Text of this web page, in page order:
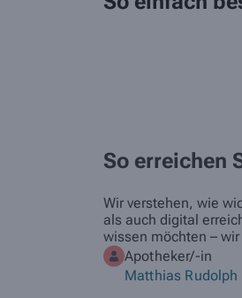
So erreichen
Wir verstehen, wie
als auch digital
wissen möchten –
Apotheker/-in
Matthias Rudolph